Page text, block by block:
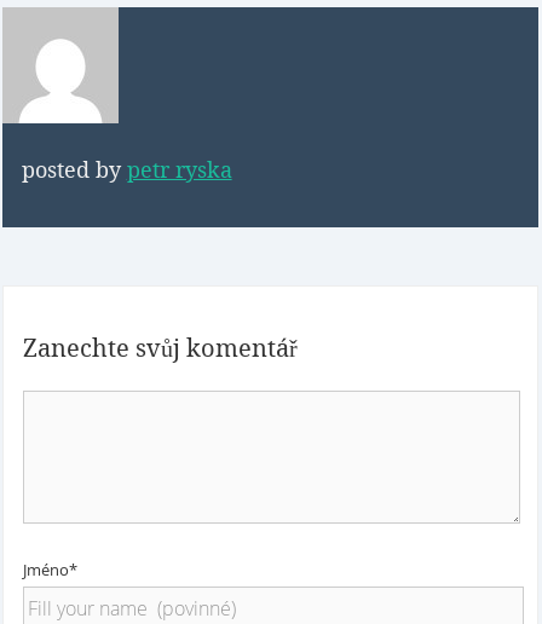
posted bypetr ryska
Zanechte svůj komentář
Jméno*